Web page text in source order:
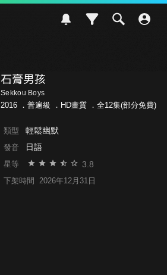
石膏男孩
Sekkou Boys
2016 ． 普遍級 ．HD畫質 ．全12集(部分免費)
類型 輕鬆幽默
發音 日語
星等 3.8
下架時間 2026年12月31日